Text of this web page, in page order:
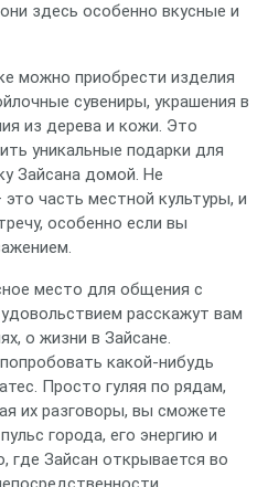
здесь особенно вкусные и
можно приобрести изделия
сувениры, украшения в
из дерева и кожи. Это
уникальные подарки для
Зайсана домой. Не
часть местной культуры, и
особенно если вы
место для общения с
расскажут вам
о жизни в Зайсане.
какой-нибудь
Просто гуляя по рядам,
их разговоры, вы сможете
города, его энергию и
где Зайсан открывается во